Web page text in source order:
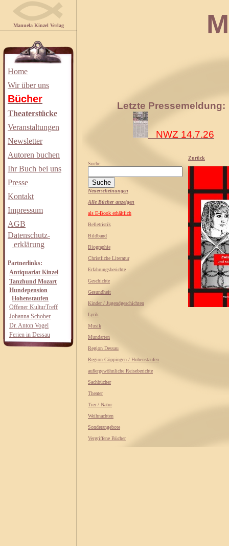
Manuela Kinzel Verlag
Home
Wir über uns
Bücher
Theaterstücke
Veranstaltungen
Newsletter
Autoren buchen
Ihr Buch bei uns
Presse
Kontakt
Impressum
AGB
Datenschutz-
erklärung
Partnerlinks:
Antiquariat Kinzel
Tanzhund Mozart
Hundepension
Hohenstaufen
Offener KulturTreff
Johanna Schober
Dr. Anton Vogel
Ferien in Dessau
Letzte Pressemeldung:
NWZ 14.7.26
Suche:
Neuerscheinungen
Alle Bücher anzeigen
als E-Book erhältlich
Belletristik
Bildband
Biographie
Christliche Literatur
Erfahrungsberichte
Geschichte
Gesundheit
Kinder / Jugendgeschichten
Lyrik
Musik
Mundarten
Region Dessau
Region Göppingen / Hohenstaufen
außergewöhnliche Reiseberichte
Sachbücher
Theater
Tier / Natur
Weihnachten
Sonderangebote
Vergriffene Bücher
Zurück